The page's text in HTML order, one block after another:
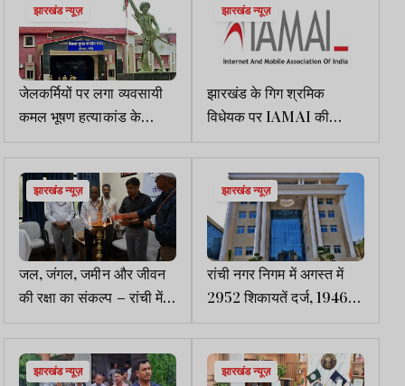
झारखंड न्यूज़
जेलकर्मियों पर लगा व्यवसायी
कमल भूषण हत्याकांड के
सरकारी गवाह को प्रताड़ित
करने आरोप, गृह सचिव से
शिकायत
झारखंड न्यूज़
झारखंड के गिग श्रमिक
विधेयक पर IAMAI की
आपत्ति
झारखंड न्यूज़
जल, जंगल, जमीन और जीवन
की रक्षा का संकल्प – रांची में
शुरू हुआ आदि कर्मयोगी
अभियान
झारखंड न्यूज़
रांची नगर निगम में अगस्त में
2952 शिकायतें दर्ज, 1946
निपटीं, 1006 अब भी लंबित
झारखंड न्यूज़ झारखंड न्यूज़